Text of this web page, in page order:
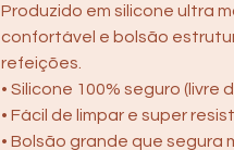
Produzido em silicone ultra
confortável e bolsão
refeições.
• Silicone 100% seguro (livre
• Fácil de limpar e super
• Bolsão grande que segura